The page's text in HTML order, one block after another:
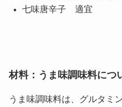
七味唐辛子 適宜
材料：うま味調味料につ
うま味調味料は、グルタミ